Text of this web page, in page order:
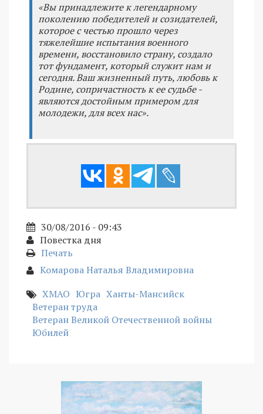
«Вы принадлежите к легендарному
поколению победителей и созидателей,
которое с честью прошло через
тяжелейшие испытания военного
времени, восстановило страну, создало
тот фундамент, который служит нам и
сегодня. Ваш жизненный путь, любовь к
Родине, сопричастность к ее судьбе -
являются достойным примером для
молодежи, для всех нас».
30/08/2016 - 09:43
Повестка дня
Печать
Комарова Наталья Владимировна
ХМАО Югра Ханты-Мансийск
Ветеран труда
Ветеран Великой Отечественной войны
Юбилей